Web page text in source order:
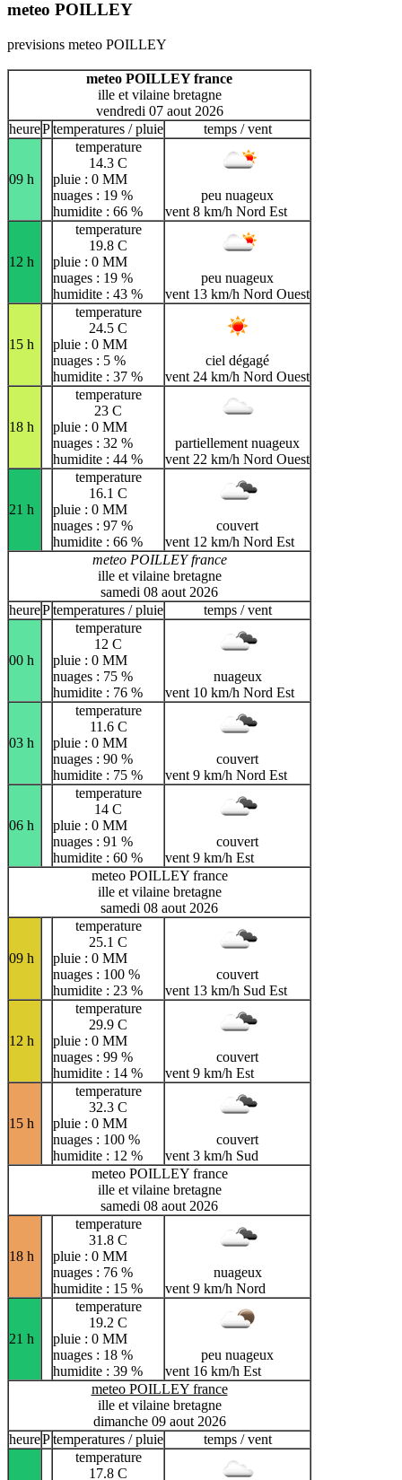
meteo POILLEY
previsions meteo POILLEY
meteo POILLEY france
ille et vilaine bretagne
vendredi 07 aout 2026
heurePtemperatures / pluie temps / vent
09 h
temperature
14.3 C
pluie : 0 MM
nuages : 19 %
humidite : 66 %
peu nuageux
vent 8 km/h Nord Est
12 h
temperature
19.8 C
pluie : 0 MM
nuages : 19 %
humidite : 43 %
peu nuageux
vent 13 km/h Nord Ouest
15 h
temperature
24.5 C
pluie : 0 MM
nuages : 5 %
humidite : 37 %
ciel dégagé
vent 24 km/h Nord Ouest
18 h
temperature
23 C
pluie : 0 MM
nuages : 32 %
humidite : 44 %
partiellement nuageux
vent 22 km/h Nord Ouest
21 h
temperature
16.1 C
pluie : 0 MM
nuages : 97 %
humidite : 66 %
couvert
vent 12 km/h Nord Est
meteo POILLEY france
ille et vilaine bretagne
samedi 08 aout 2026
heurePtemperatures / pluie temps / vent
00 h
temperature
12 C
pluie : 0 MM
nuages : 75 %
humidite : 76 %
nuageux
vent 10 km/h Nord Est
03 h
temperature
11.6 C
pluie : 0 MM
nuages : 90 %
humidite : 75 %
couvert
vent 9 km/h Nord Est
06 h
temperature
14 C
pluie : 0 MM
nuages : 91 %
humidite : 60 %
couvert
vent 9 km/h Est
meteo POILLEY france
ille et vilaine bretagne
samedi 08 aout 2026
09 h
temperature
25.1 C
pluie : 0 MM
nuages : 100 %
humidite : 23 %
couvert
vent 13 km/h Sud Est
12 h
temperature
29.9 C
pluie : 0 MM
nuages : 99 %
humidite : 14 %
couvert
vent 9 km/h Est
15 h
temperature
32.3 C
pluie : 0 MM
nuages : 100 %
humidite : 12 %
couvert
vent 3 km/h Sud
meteo POILLEY france
ille et vilaine bretagne
samedi 08 aout 2026
18 h
temperature
31.8 C
pluie : 0 MM
nuages : 76 %
humidite : 15 %
nuageux
vent 9 km/h Nord
21 h
temperature
19.2 C
pluie : 0 MM
nuages : 18 %
humidite : 39 %
peu nuageux
vent 16 km/h Est
meteo POILLEY france
ille et vilaine bretagne
dimanche 09 aout 2026
heurePtemperatures / pluie
temps / vent
temperature
17.8 C